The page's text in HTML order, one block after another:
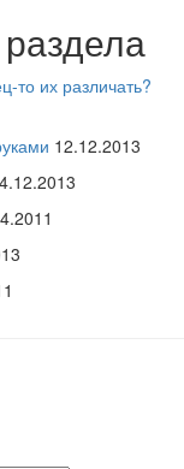
раздела
то их различать?
12.12.2013